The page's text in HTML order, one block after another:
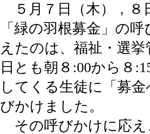
５月７日（木），８
「緑の羽根募金」の
えたのは、福祉・選
日とも朝８:00から８
してくる生徒に「募
びかけました。
その呼びかけに応え